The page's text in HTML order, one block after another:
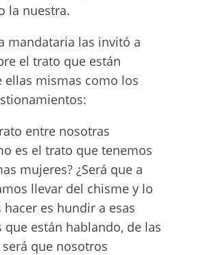
la nuestra.
mandataria las invitó a
el trato que están
ellas mismas como los
entre nosotras
es el trato que tenemos
mujeres? ¿Será que a
llevar del chisme y lo
es hundir a esas
que están hablando, de las
será que nosotros